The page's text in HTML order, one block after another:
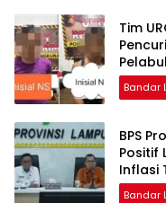
Tim
Pelaku
Bandar
BPS
Positif
Inflasi
Bandar